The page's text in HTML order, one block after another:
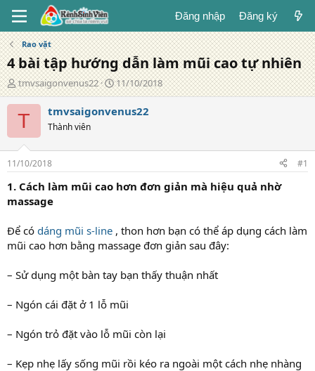
Đăng nhập Đăng ký
Rao vặt
4 bài tập hướng dẫn làm mũi cao tự nhiên
T
á
c
g
ả
tmvsaigonvenus22
N
g
à
g
11/10/2018
T tmvsaigonvenus22
Thành viên
11/10/2018 #1
1. Cách làm mũi cao hơn đơn giản mà hiệu quả nhờ
massage
Để có dáng mũi s-line , thon hơn bạn có thể áp dụng cách làm
mũi cao hơn bằng massage đơn giản sau đây:
– Sử dụng một bàn tay bạn thấy thuận nhất
– Ngón cái đặt ở 1 lỗ mũi
– Ngón trỏ đặt vào lỗ mũi còn lại
– Kẹp nhẹ lấy sống mũi rồi kéo ra ngoài một cách nhẹ nhàng